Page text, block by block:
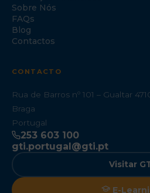
Sobre Nós
FAQs
Blog
Contactos
CONTACTO
Rua de Barros nº 101 – Gualtar
Braga
Portugal
253 603 100
gti.portugal@gti.pt
Visitar
E-